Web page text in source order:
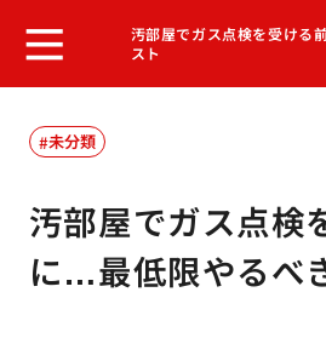
汚部屋でガス点検を受ける
スト
未分類
汚部屋でガス点検
に…最低限やるべ